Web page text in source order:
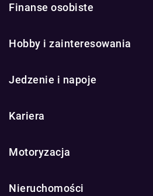
Finanse osobiste
Hobby i zainteresowania
Jedzenie i napoje
Kariera
Motoryzacja
Nieruchomości